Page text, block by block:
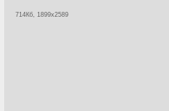
714Кб, 1899x2589